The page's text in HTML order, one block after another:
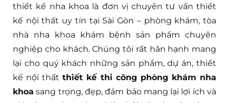
thiết kế nha khoa là đơn vị chuyên tư vấn thiết
kế nội thất uy tín tại Sài Gòn – phòng khám, tòa
nhà nha khoa khám bệnh sản phẩm chuyên
nghiệp cho khách. Chúng tôi rất hân hạnh mang
lại cho quý khách những sản phẩm, dự án, thiết
kế nội thấtthiết kế thi công phòng khám nha
khoa sang trọng, đẹp, đảm bảo mang lại lợi ích và